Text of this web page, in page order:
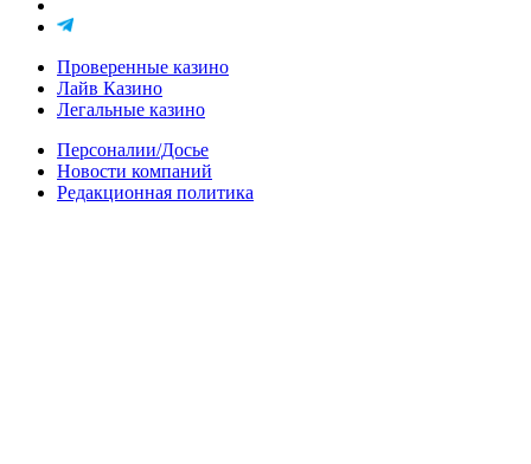
Проверенные казино
Лайв Казино
Легальные казино
Персоналии/Досье
Новости компаний
Редакционная политика